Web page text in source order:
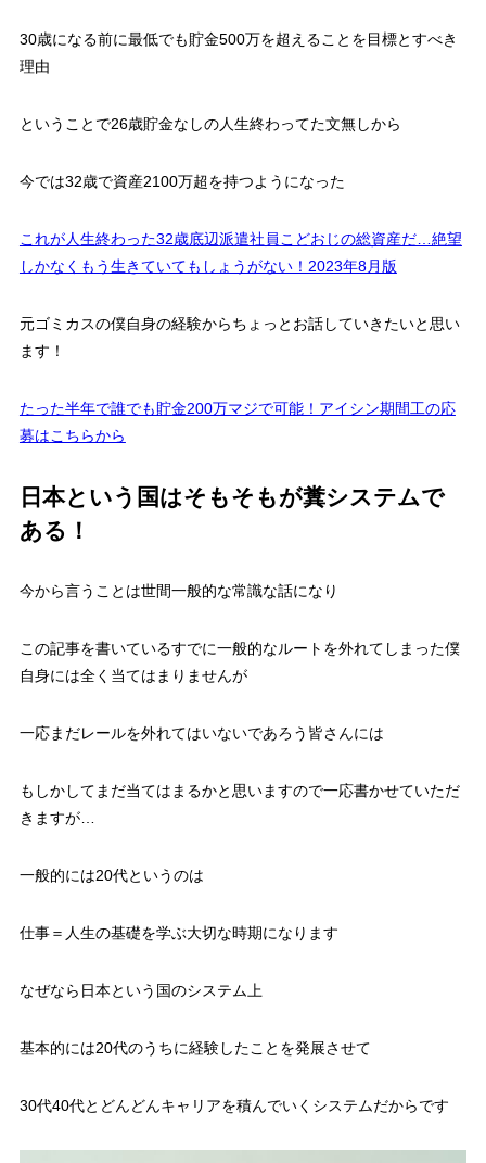
30歳になる前に最低でも貯金500万を超えることを目標とすべき
理由
ということで26歳貯金なしの人生終わってた文無しから
今では32歳で資産2100万超を持つようになった
これが人生終わった32歳底辺派遣社員こどおじの総資産だ…絶望
しかなくもう生きていてもしょうがない！2023年8月版
元ゴミカスの僕自身の経験からちょっとお話していきたいと思い
ます！
たった半年で誰でも貯金200万マジで可能！アイシン期間工の応
募はこちらから
日本という国はそもそもが糞システムで
ある！
今から言うことは世間一般的な常識な話になり
この記事を書いているすでに一般的なルートを外れてしまった僕
自身には全く当てはまりませんが
一応まだレールを外れてはいないであろう皆さんには
もしかしてまだ当てはまるかと思いますので一応書かせていただ
きますが…
一般的には20代というのは
仕事＝人生の基礎を学ぶ大切な時期になります
なぜなら日本という国のシステム上
基本的には20代のうちに経験したことを発展させて
30代40代とどんどんキャリアを積んでいくシステムだからです